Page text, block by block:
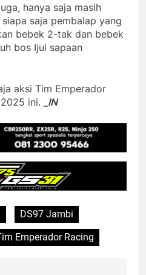
hanya saja masih
saja pembalap yang
bebek 2-tak dan bebek
bos Ijul sapaan
aksi Tim Emperador
ini.
_IN
DS97 Jambi
Emperador Racing